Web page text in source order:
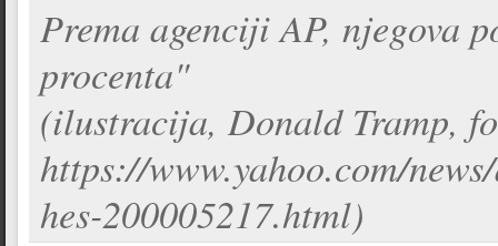
Prema agenciji AP, njegova
procenta"
(ilustracija, Donald Tramp,
https://www.yahoo.com/
hes-200005217.html)